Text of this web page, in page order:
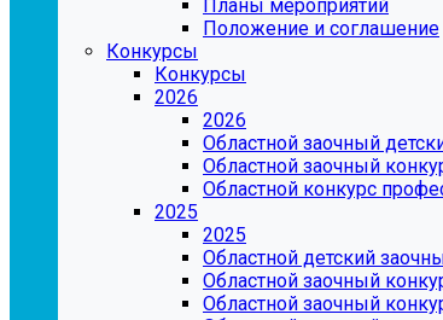
Планы мероприятий
Положение и соглашение
Конкурсы
Конкурсы
2026
2026
Областной заочный
Областной заочный
Областной конкурс
2025
2025
Областной детский
Областной заочный
Областной заочный